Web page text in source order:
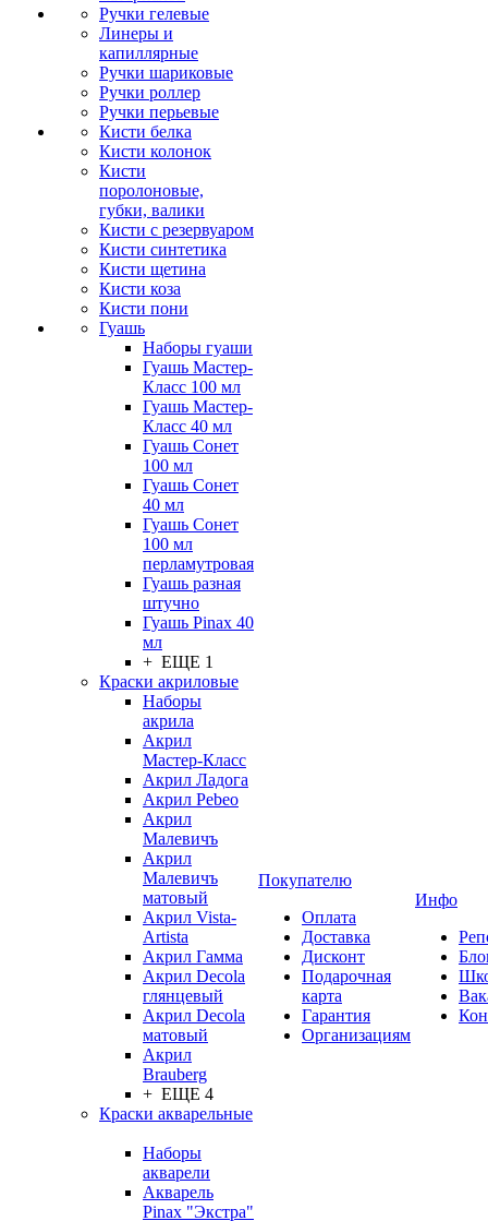
Ручки гелевые
Линеры и
капиллярные
Ручки шариковые
Ручки роллер
Ручки перьевые
Кисти белка
Кисти колонок
Кисти
поролоновые,
губки, валики
Кисти с резервуаром
Кисти синтетика
Кисти щетина
Кисти коза
Кисти пони
Гуашь
Наборы гуаши
Гуашь Мастер-
Класс 100 мл
Гуашь Мастер-
Класс 40 мл
Гуашь Сонет
100 мл
Гуашь Сонет
40 мл
Гуашь Сонет
100 мл
перламутровая
Гуашь разная
штучно
Гуашь Pinax 40
мл
+ ЕЩЕ 1
Краски акриловые
Наборы
акрила
Акрил
Мастер-Класс
Акрил Ладога
Акрил Pebeo
Акрил
Малевичъ
Акрил
Малевичъ
матовый
Акрил Vista-
Artista
Акрил Гамма
Акрил Decola
глянцевый
Акрил Decola
матовый
Акрил
Brauberg
+ ЕЩЕ 4
Краски акварельные
Наборы
акварели
Акварель
Pinax "Экстра"
Покупателю
Оплата
Доставка
Дисконт
Подарочная
карта
Гарантия
Организациям
Инфо